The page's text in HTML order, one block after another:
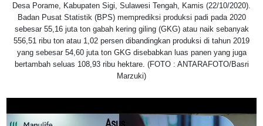
Desa Porame, Kabupaten Sigi, Sulawesi Tengah, Kamis (22/10/2020).
Badan Pusat Statistik (BPS) memprediksi produksi padi pada 2020
sebesar 55,16 juta ton gabah kering giling (GKG) atau naik sebanyak
556,51 ribu ton atau 1,02 persen dibandingkan produksi di tahun 2019
yang sebesar 54,60 juta ton GKG disebabkan luas panen yang juga
bertambah seluas 108,93 ribu hektare. (FOTO : ANTARAFOTO/Basri
Marzuki)